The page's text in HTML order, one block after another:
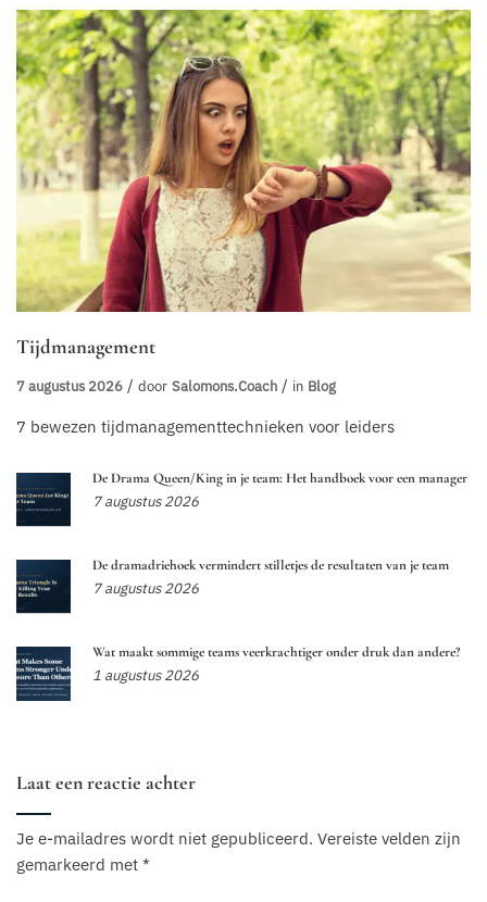
Tijdmanagement
7 augustus 2026 door Salomons.coach in Blog
7 bewezen tijdmanagementtechnieken voor leiders
De Drama Queen/King in je team: Het handboek voor een manager
7 augustus 2026
De dramadriehoek vermindert stilletjes de resultaten van je team
7 augustus 2026
Wat maakt sommige teams veerkrachtiger onder druk dan andere?
1 augustus 2026
Laat een reactie achter
Je e-mailadres wordt niet gepubliceerd. Vereiste velden zijn
gemarkeerd met *